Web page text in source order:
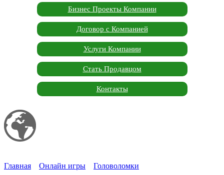
Бизнес Проекты Компании
Договор с Компанией
Услуги Компании
Стать Продавцом
Контакты
Главная
Онлайн игры Головоломки